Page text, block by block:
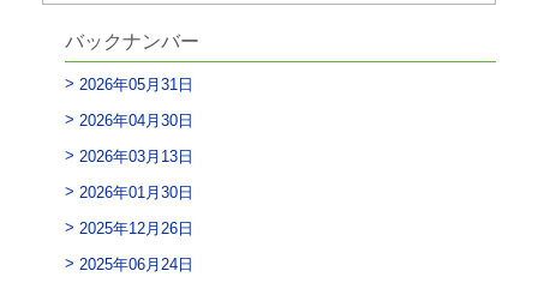
バックナンバー
2026年05月31日
2026年04月30日
2026年03月13日
2026年01月30日
2025年12月26日
2025年06月24日